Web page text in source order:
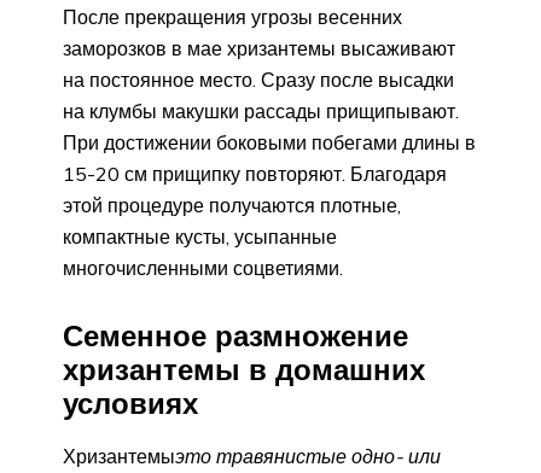
После прекращения угрозы весенних
заморозков в мае хризантемы высаживают
на постоянное место. Сразу после высадки
на клумбы макушки рассады прищипывают.
При достижении боковыми побегами длины в
15-20 см прищипку повторяют. Благодаря
этой процедуре получаются плотные,
компактные кусты, усыпанные
многочисленными соцветиями.
Семенное размножение
хризантемы в домашних
условиях
Хризантемыэто травянистые одно- или